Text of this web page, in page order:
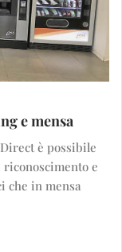
e mensa
è possibile
e
che in mensa